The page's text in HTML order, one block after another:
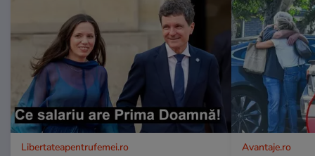
Libertateapentrufemei.ro Avantaje.ro